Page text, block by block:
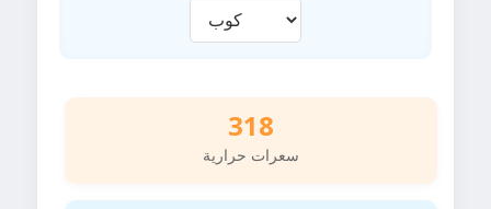
318
سعرات حرارية